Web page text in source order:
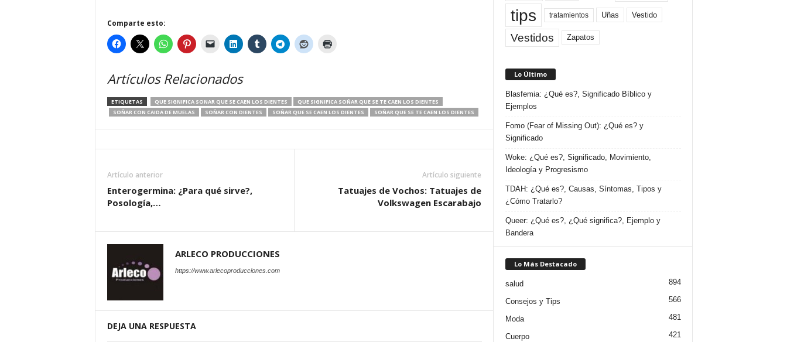
Comparte esto:
Artículos Relacionados
ETIQUETAS QUE SIGNIFICA SONAR QUE SE CAEN LOS DIENTES
QUE SIGNIFICA SOÑAR QUE SE TE CAEN LOS DIENTES
SOÑAR CON CAIDA DE MUELAS
SOÑAR CON DIENTES SOÑAR QUE SE CAEN LOS DIENTES SOÑAR QUE SE TE CAEN LOS DIENTES
Artículo anterior
Enterogermina: ¿Para qué sirve?,
Posología,…
Artículo siguiente
Tatuajes de Vochos: Tatuajes de
Volkswagen Escarabajo
ARLECO PRODUCCIONES
https://www.arlecoproducciones.com
DEJA UNA RESPUESTA
tips tratamientos Uñas Vestido
Vestidos Zapatos
Lo Último
Blasfemia: ¿Qué es?, Significado Bíblico y
Ejemplos
Fomo (Fear of Missing Out): ¿Qué es? y
Significado
Woke: ¿Qué es?, Significado, Movimiento,
Ideología y Progresismo
TDAH: ¿Qué es?, Causas, Síntomas, Tipos y
¿Cómo Tratarlo?
Queer: ¿Qué es?, ¿Qué significa?, Ejemplo y
Bandera
Lo Más Destacado
salud 894
Consejos y Tips 566
Moda 481
Cuerpo 421